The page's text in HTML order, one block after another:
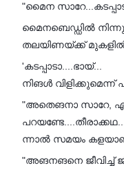
"മൈന
മൈനബെഡ്ഡിൽ
തലയിണയ്ക്ക് മുകളിൽ
'കടപ്പാടാ....ഭായ്...
നിങൾ വിളിക്കുമെന്ന്
"അതെങനാ സാറേ,
ന്നാൽ സമയം
"അങനങനെ ജീവിച്ച്